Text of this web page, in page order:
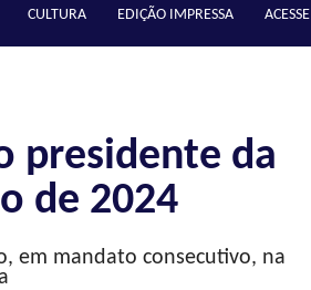
CULTURA EDIÇÃO IMPRESSA ACESSE
presidente da
de 2024
em mandato consecutivo, na